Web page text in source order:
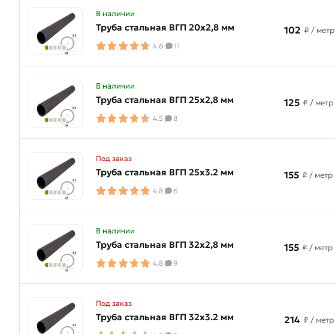
В наличии
Труба стальная ВГП 20х2,8 мм
4.6 11
102 ₽ / метр
В наличии
Труба стальная ВГП 25х2,8 мм
4.5 8
125 ₽ / метр
Под заказ
Труба стальная ВГП 25х3.2 мм
4.8 6
155 ₽ / метр
В наличии
Труба стальная ВГП 32х2,8 мм
4.8 9
155 ₽ / метр
Под заказ
Труба стальная ВГП 32х3.2 мм 214 ₽ / метр